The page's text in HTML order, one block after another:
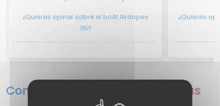
¿Quieres opinar sobre el boAt Airdopes
115?
¿Quieres
Comparativa de fichas técnicas